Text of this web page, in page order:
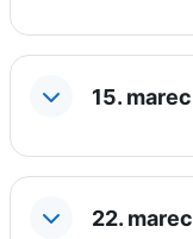
15.
22.